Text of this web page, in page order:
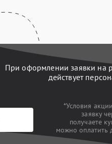
При оформлении заявки на
действует
*Условия
заявку
получаете
можно оплатить